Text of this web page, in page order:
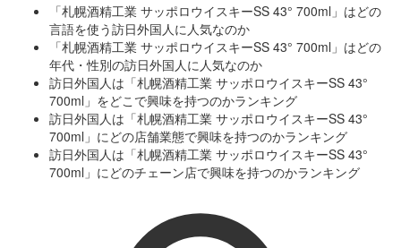
「札幌酒精工業 サッポロウイスキーSS 43° 700ml」はどの
言語を使う訪日外国人に人気なのか
「札幌酒精工業 サッポロウイスキーSS 43° 700ml」はどの
年代・性別の訪日外国人に人気なのか
訪日外国人は「札幌酒精工業 サッポロウイスキーSS 43°
700ml」をどこで興味を持つのかランキング
訪日外国人は「札幌酒精工業 サッポロウイスキーSS 43°
700ml」にどの店舗業態で興味を持つのかランキング
訪日外国人は「札幌酒精工業 サッポロウイスキーSS 43°
700ml」にどのチェーン店で興味を持つのかランキング